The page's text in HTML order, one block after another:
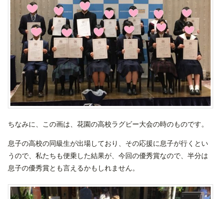
ちなみに、この画は、花園の高校ラグビー大会の時のものです。
息子の高校の同級生が出場しており、その応援に息子が行くとい
うので、私たちも便乗した結果が、今回の優秀賞なので、半分は
息子の優秀賞とも言えるかもしれません。